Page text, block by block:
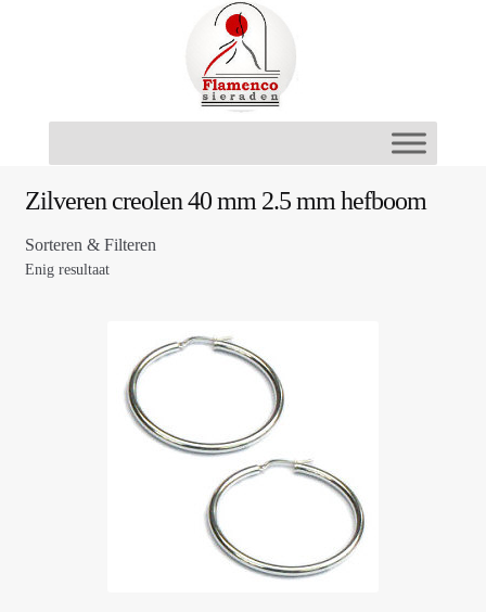
Zilveren creolen 40 mm 2.5 mm hefboom
Sorteren & Filteren
Enig resultaat